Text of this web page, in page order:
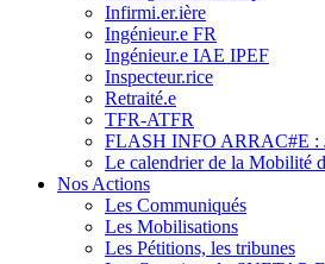
Infirmi.er.ière
Ingénieur.e FR
Ingénieur.e IAE IPEF
Inspecteur.rice
Retraité.e
TFR-ATFR
FLASH INFO ARRAC#E :
Le calendrier de la Mobilité
Nos Actions
Les Communiqués
Les Mobilisations
Les Pétitions, les tribunes